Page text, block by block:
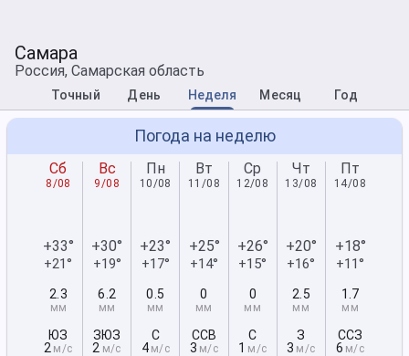
Самара
Россия, Самарская область
Точный День Неделя Месяц Год
Погода на неделю
Сб
8/08
+33°
+21°
2.3
мм
ЮЗ
2 м/с
Вс
9/08
+30°
+19°
6.2
мм
ЗЮЗ
2 м/с
Пн
10/08
+23°
+17°
0.5
мм
С
4 м/с
Вт
11/08
+25°
+14°
0
мм
ССВ
3 м/с
Ср
12/08
+26°
+15°
0
мм
С
1 м/с
Чт
13/08
+20°
+16°
2.5
мм
З
3 м/с
Пт
14/08
+18°
+11°
1.7
мм
ССЗ
6 м/с